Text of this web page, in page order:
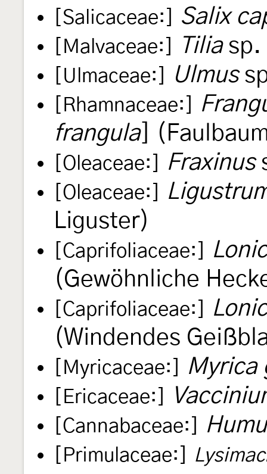
[Salicaceae:] Salix
[Malvaceae:] Tiliasp.
[Ulmaceae:] Ulmus
[Rhamnaceae:]
frangula]
[Oleaceae:] Fraxinus
[Oleaceae:]
Liguster)
[Caprifoliaceae:]
(Gewöhnliche
[Caprifoliaceae:]
(Windendes
[Myricaceae:] Myrica
[Ericaceae:]
[Cannabaceae:]
[Primulaceae:]